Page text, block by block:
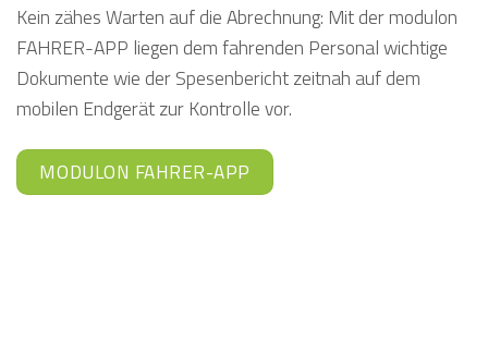
Kein zähes Warten auf die Abrechnung: Mit der modulon
FAHRER-APP liegen dem fahrenden Personal wichtige
Dokumente wie der Spesenbericht zeitnah auf dem
mobilen Endgerät zur Kontrolle vor.
MODULON FAHRER-APP